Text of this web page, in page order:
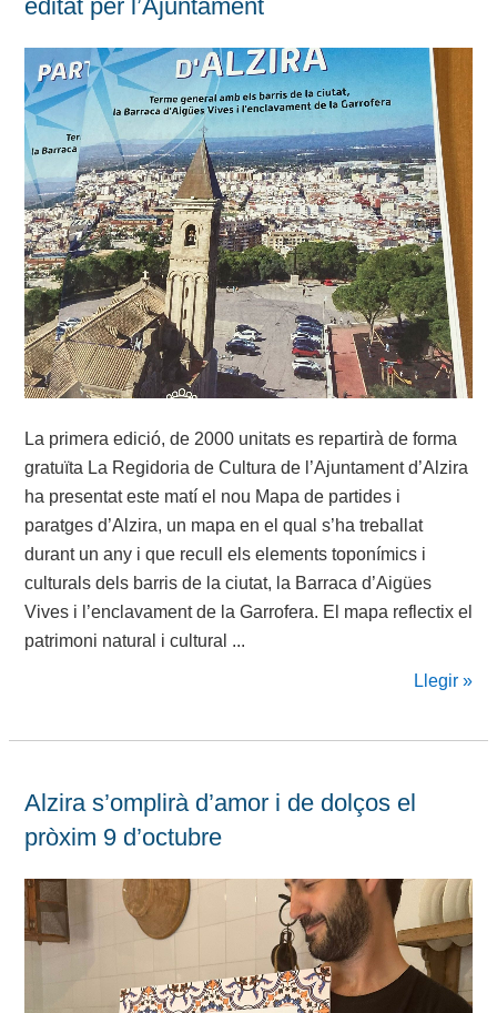
editat per l’Ajuntament
La primera edició, de 2000 unitats es repartirà de forma
gratuïta La Regidoria de Cultura de l’Ajuntament d’Alzira
ha presentat este matí el nou Mapa de partides i
paratges d’Alzira, un mapa en el qual s’ha treballat
durant un any i que recull els elements toponímics i
culturals dels barris de la ciutat, la Barraca d’Aigües
Vives i l’enclavament de la Garrofera. El mapa reflectix el
patrimoni natural i cultural ...
Llegir »
Alzira s’omplirà d’amor i de dolços el
pròxim 9 d’octubre